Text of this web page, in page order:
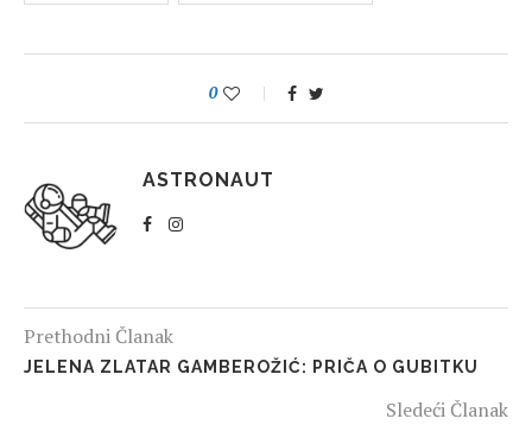
0
ASTRONAUT
Prethodni Članak
JELENA ZLATAR GAMBEROŽIĆ: PRIČA O GUBITKU
Sledeći Članak